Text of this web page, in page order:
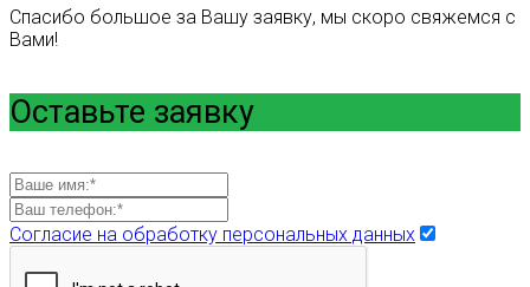
Спасибо большое за Вашу заявку, мы скоро свяжемся с
Вами!
Оставьте заявку
Согласие на обработку персональных данных